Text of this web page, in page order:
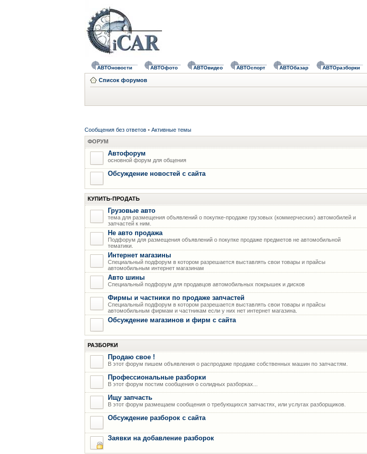
АВТОновости АВТОфото АВТОвидео АВТОспорт АВТОбазар АВТОразборки
Список форумов
Сообщения без ответов • Активные темы
ФОРУМ
Автофорум
основной форум для общения
Обсуждение новостей с сайта
КУПИТЬ-ПРОДАТЬ
Грузовые авто
тема для размещения объявлений о покупке-продаже грузовых (коммерческих) автомобилей и
запчастей к ним.
Не авто продажа
Подфорум для размещения объявлений о покупке продаже предметов не автомобильной
тематики.
Интернет магазины
Специальный подфорум в котором разрешается выставлять свои товары и прайсы
автомобильным интернет магазинам
Авто шины
Специальный подфорум для продавцов автомобильных покрышек и дисков
Фирмы и частники по продаже запчастей
Специальный подфорум в котором разрешается выставлять свои товары и прайсы
автомобильным фирмам и частникам если у них нет интернет магазина.
Обсуждение магазинов и фирм с сайта
РАЗБОРКИ
Продаю свое !
В этот форум пишем объявления о распродаже продаже собственных машин по запчастям.
Профессиональные разборки
В этот форум постим сообщения о солидных разборках...
Ищу запчасть
В этот форум размещаем сообщения о требующихся запчастях, или услугах разборщиков.
Обсуждение разборок с сайта
Заявки на добавление разборок